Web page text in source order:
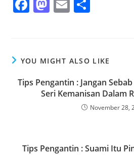
F
e
b
o
M
o
d
o
n
E
l e
YOU MIGHT ALSO LIKE
Tips Pengantin : Jangan
Seri Kemanisan Dalam
November 28,
Tips Pengantin : Suami Itu